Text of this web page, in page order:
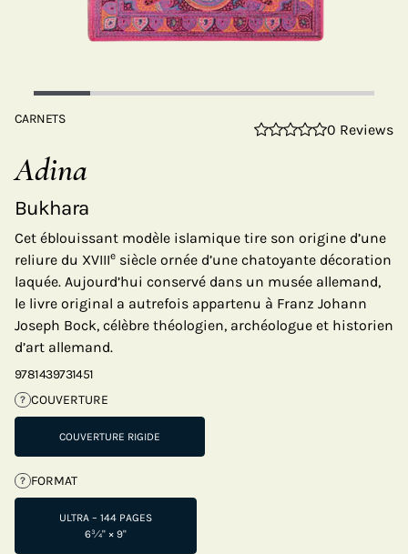
CARNETS
0 Reviews
Adina
Bukhara
Cet éblouissant modèle islamique tire son origine d’une
reliure du XVIIIe siècle ornée d’une chatoyante décoration
laquée. Aujourd’hui conservé dans un musée allemand,
le livre original a autrefois appartenu à Franz Johann
Joseph Bock, célèbre théologien, archéologue et historien
d’art allemand.
9781439731451
? COUVERTURE
COUVERTURE RIGIDE
? FORMAT
ULTRA – 144 PAGES
6¾" × 9"